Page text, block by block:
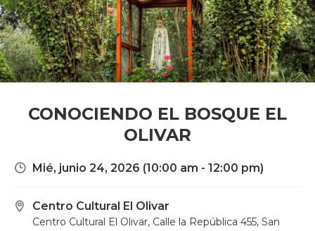
CONOCIENDO EL BOSQUE EL
OLIVAR
Mié, junio 24, 2026 (10:00 am - 12:00 pm)
Centro Cultural El Olivar
Centro Cultural El Olivar, Calle la República 455, San